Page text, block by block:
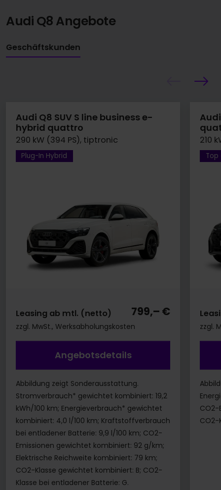
Audi Q8 Angebote
Geschäftskunden
Audi Q8 SUV S line business e-
hybrid quattro
290 kW (394 PS), tiptronic
Plug-In Hybrid
Leasing ab mtl. (netto) 799,– €
zzgl. MwSt., Werksabholungskosten
Angebotsdetails
Abbildung zeigt Sonderausstattung.
Stromverbrauch* gewichtet kombiniert: 19,2
kWh/100 km; Energieverbrauch* gewichtet
kombiniert: 4,0 l/100 km; Kraftstoffverbrauch
bei entladener Batterie: 9,9 l/100 km; CO2-
Emissionen gewichtet kombiniert: 92 g/km;
Elektrische Reichweite kombiniert: 79 km;
CO2-Klasse gewichtet kombiniert: B; CO2-
Klasse bei entladener Batterie: G.
210
zzgl.
CO2-
CO2-